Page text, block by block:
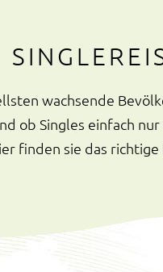
wachsende
ob Singles einfach
finden sie das